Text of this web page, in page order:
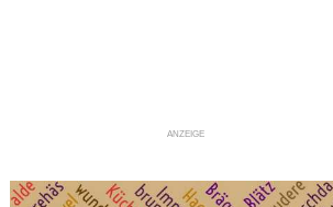
ANZEIGE